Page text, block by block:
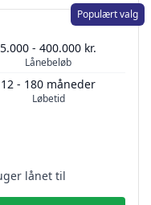
Populært valg
Lånebeløb
5.000 - 400.000 kr.
Løbetid
12 - 180 måneder
lånet til